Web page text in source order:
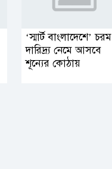
‘স্মার্ট বাংলাদেশে’ চরম
দারিদ্র্য নেমে আসবে
শূন্যের কোঠায়